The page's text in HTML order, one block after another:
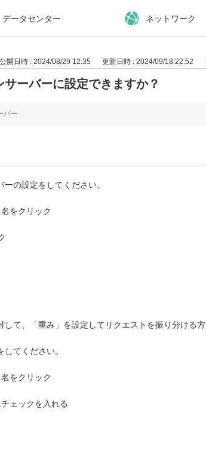
データセンター ネットワーク
公開日時 : 2024/08/29 12:35 更新日時 : 2024/09/18 22:52
ーバーに設定できますか？
バー
の設定をしてください。
をクリック
して、「重み」を設定してリクエストを振り分ける方
てください。
をクリック
ェックを入れる